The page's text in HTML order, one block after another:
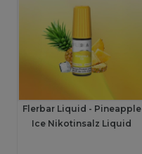
Flerbar Liquid - Pineapple
Ice Nikotinsalz Liquid